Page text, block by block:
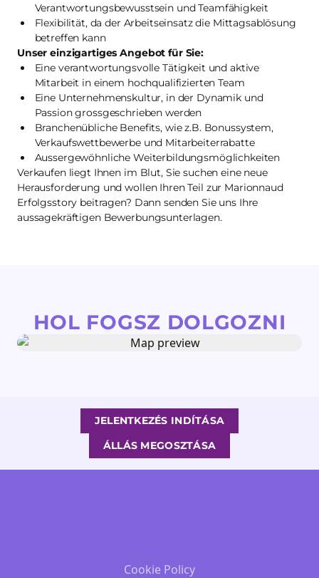
Verantwortungsbewusstsein und Teamfähigkeit
Flexibilität, da der Arbeitseinsatz die Mittagsablösung
betreffen kann
Unser einzigartiges Angebot für Sie:
Eine verantwortungsvolle Tätigkeit und aktive
Mitarbeit in einem hochqualifizierten Team
Eine Unternehmenskultur, in der Dynamik und
Passion grossgeschrieben werden
Branchenübliche Benefits, wie z.B. Bonussystem,
Verkaufswettbewerbe und Mitarbeiterrabatte
Aussergewöhnliche Weiterbildungsmöglichkeiten
Verkaufen liegt Ihnen im Blut, Sie suchen eine neue
Herausforderung und wollen Ihren Teil zur Marionnaud
Erfolgsstory beitragen? Dann senden Sie uns Ihre
aussagekräftigen Bewerbungsunterlagen.
HOL FOGSZ DOLGOZNI
JELENTKEZÉS INDÍTÁSA
ÁLLÁS MEGOSZTÁSA
Cookie Policy